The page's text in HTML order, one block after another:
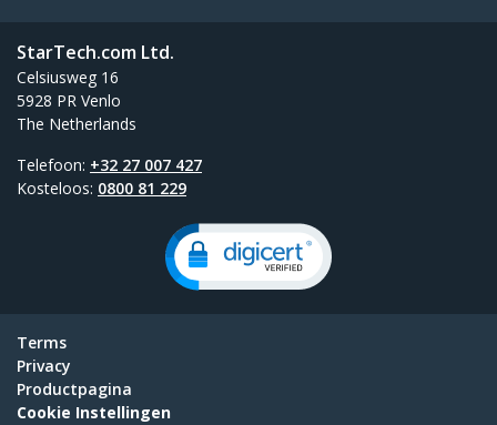
StarTech.com Ltd.
Celsiusweg 16
5928 PR Venlo
The Netherlands
Telefoon: +32 27 007 427
Kosteloos: 0800 81 229
Terms
Privacy
Productpagina
Cookie Instellingen